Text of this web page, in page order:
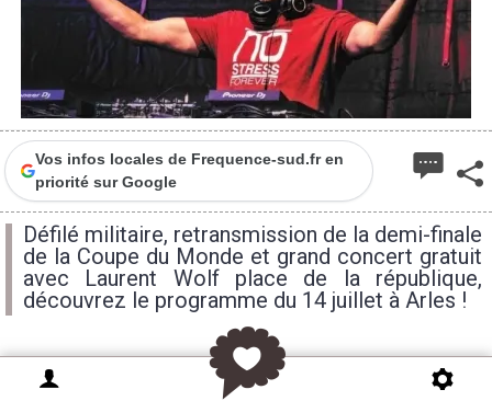
Vos infos locales de Frequence-sud.fr en
priorité sur Google
Défilé militaire, retransmission de la demi-finale
de la Coupe du Monde et grand concert gratuit
avec Laurent Wolf place de la république,
découvrez le programme du 14 juillet à Arles !
À l’occasion de la Fête Nationale, la Ville d’Arles